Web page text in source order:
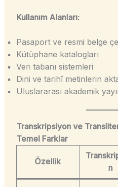
Kullanım Alanları:
Pasaport ve resmi belge
Kütüphane katalogları
Veri tabanı sistemleri
Dini ve tarihî metinlerin
Uluslararası akademik
Transkripsiyon ve
Temel Farklar
Özellik
n